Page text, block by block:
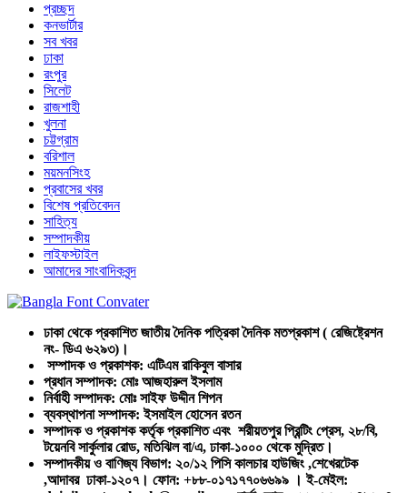
প্রচ্ছদ
কনভার্টার
সব খবর
ঢাকা
রংপুর
সিলেট
রাজশাহী
খুলনা
চট্টগ্রাম
বরিশাল
ময়মনসিংহ
প্রবাসের খবর
বিশেষ প্রতিবেদন
সাহিত্য
সম্পাদকীয়
লাইফস্টাইল
আমাদের সাংবাদিকবৃন্দ
ঢাকা থেকে প্রকাশিত জাতীয় দৈনিক পত্রিকা দৈনিক মতপ্রকাশ ( রেজিষ্ট্রেশন
নং- ডিএ ৬২৯৩)।
সম্পাদক ও প্রকাশক: এটিএম রাকিবুল বাসার
প্রধান সম্পাদক: মোঃ আজহারুল ইসলাম
নির্বাহী সম্পাদক: মোঃ সাইফ উদ্দীন শিপন
ব্যবস্থাপনা সম্পাদক: ইসমাইল হোসেন রতন
সম্পাদক ও প্রকাশক কর্তৃক প্রকাশিত এবং শরীয়তপুর প্রিন্টিং প্রেস, ২৮/বি,
টয়েনবি সার্কুলার রোড, মতিঝিল বা/এ, ঢাকা-১০০০ থেকে মুদ্রিত।
সম্পাদকীয় ও বাণিজ্য বিভাগ: ২০/১২ পিসি কালচার হাউজিং ,শেখেরটেক
,আদাবর ঢাকা-১২০৭। ফোন: +৮৮-০১৭১৭৭০৬৬৯৯ । ই-মেইল: